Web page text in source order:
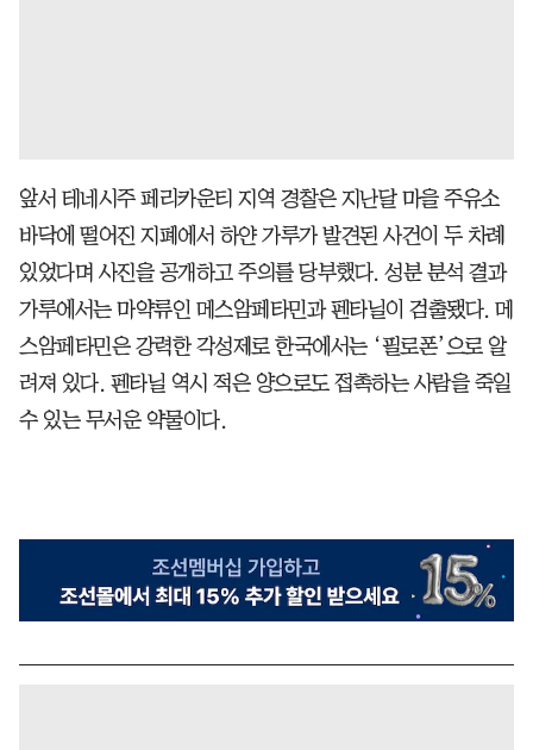
앞서 테네시주 페리카운티 지역 경찰은 지난달 마을 주유소
바닥에 떨어진 지폐에서 하얀 가루가 발견된 사건이 두 차례
있었다며 사진을 공개하고 주의를 당부했다. 성분 분석 결과
가루에서는 마약류인 메스암페타민과 펜타닐이 검출됐다. 메
스암페타민은 강력한 각성제로 한국에서는 ‘필로폰’으로 알
려져 있다. 펜타닐 역시 적은 양으로도 접촉하는 사람을 죽일
수 있는 무서운 약물이다.